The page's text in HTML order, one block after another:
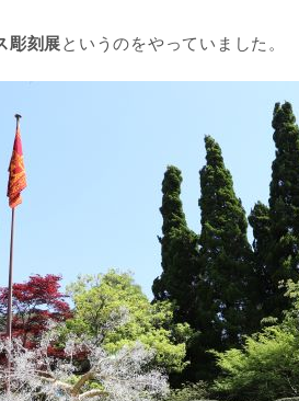
彫刻展というのをやっていました。